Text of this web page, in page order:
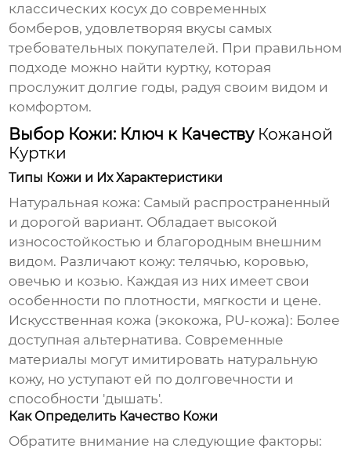
классических косух до современных
бомберов, удовлетворяя вкусы самых
требовательных покупателей. При правильном
подходе можно найти куртку, которая
прослужит долгие годы, радуя своим видом и
комфортом.
Выбор Кожи: Ключ к Качеству Кожаной
Куртки
Типы Кожи и Их Характеристики
Натуральная кожа: Самый распространенный
и дорогой вариант. Обладает высокой
износостойкостью и благородным внешним
видом. Различают кожу: телячью, коровью,
овечью и козью. Каждая из них имеет свои
особенности по плотности, мягкости и цене.
Искусственная кожа (экокожа, PU-кожа): Более
доступная альтернатива. Современные
материалы могут имитировать натуральную
кожу, но уступают ей по долговечности и
способности 'дышать'.
Как Определить Качество Кожи
Обратите внимание на следующие факторы: